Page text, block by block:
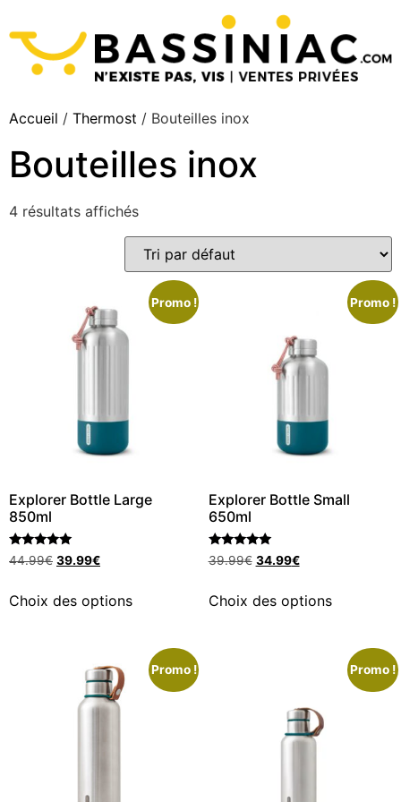
Accueil / Thermost / Bouteilles inox
Bouteilles inox
4 résultats affichés
Promo !
Explorer Bottle Large
850ml
Note
5.00
44.99€ 39.99€
Choix des options
Promo !
Explorer Bottle Small
650ml
Note
5.00
39.99€ 34.99€
Choix des options
Promo ! Promo !